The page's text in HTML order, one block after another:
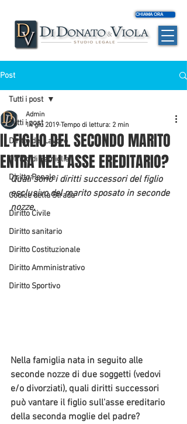
CHIAMA ORA
Post
Tutti i post
Diritto del Lavoro
Diritto di Famiglia
Diritto Penale
Codice della Strada
Diritto Civile
Diritto sanitario
Diritto Costituzionale
Diritto Amministrativo
Diritto Sportivo
Tutti i post
IL FIGLIO DEL SECONDO MARITO
ENTRA NELL'ASSE EREDITARIO?
Admin
14 giu 2019 Tempo di lettura: 2 min
Quali sono i diritti successori del figlio
esclusivo del marito sposato in seconde
nozze.
Nella famiglia nata in seguito alle
seconde nozze di due soggetti (vedovi
e/o divorziati), quali diritti successori
può vantare il figlio sull'asse ereditario
della seconda moglie del padre?